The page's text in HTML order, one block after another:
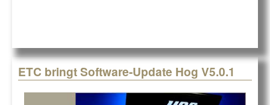
ETC bringt Software-Update Hog V5.0.1